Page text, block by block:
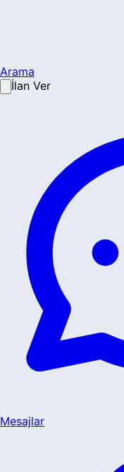
Arama
İlan Ver
Mesajlar